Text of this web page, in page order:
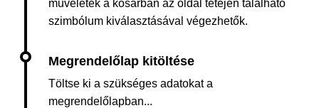
műveletek a kosárban az oldal tetején található
szimbólum kiválasztásával végezhetők.
Töltse ki a szükséges adatokat a
megrendelőlapban...